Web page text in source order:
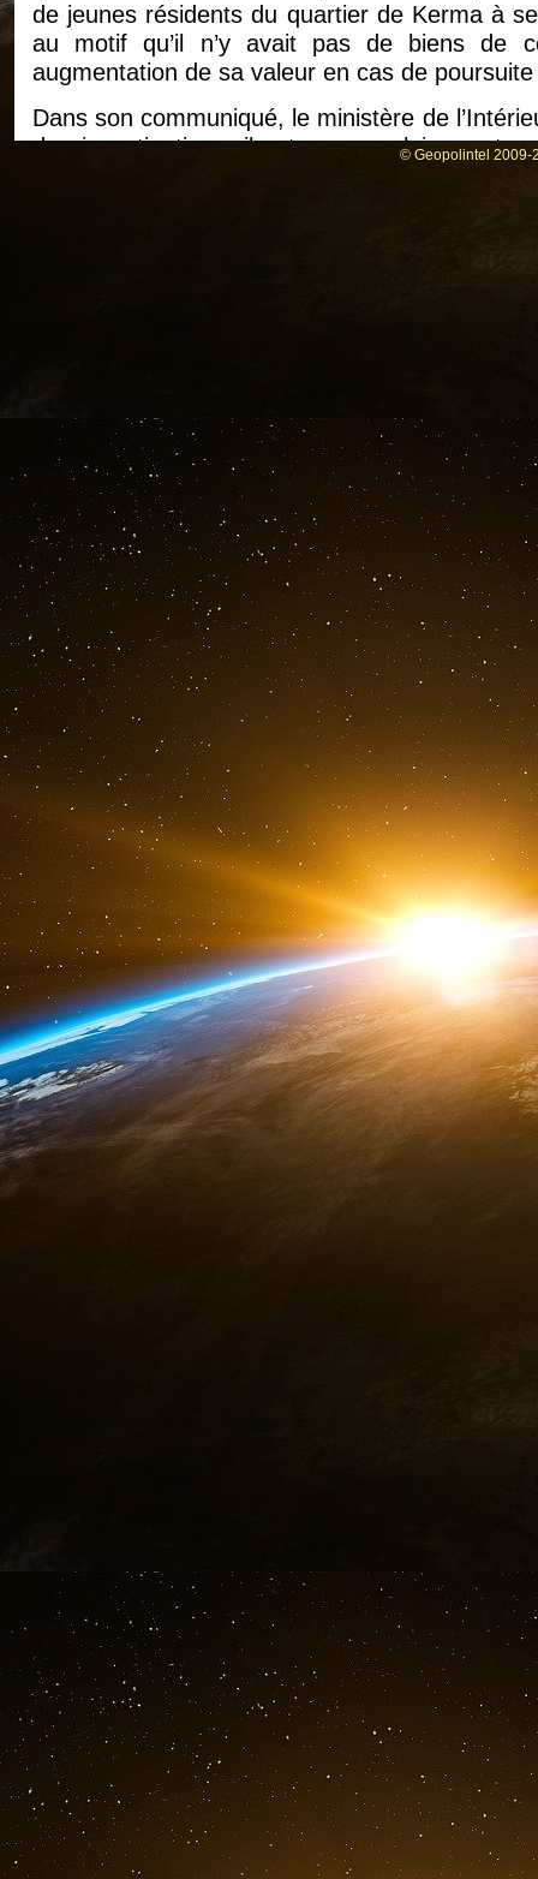
de jeunes résidents du quartier de Kerma à
au motif qu’il n’y avait pas de biens de
augmentation de sa valeur en cas de
Dans son communiqué, le ministère de
des investigations, il est apparu clairement
Le Ministère a souligné que « les résultats
résultats d’enquêtes de sécurité
d’émeutes et de mouvements de
programme spécial ».
Ces actions visent à saper la sécurité et
Tunisie, où ces parties ont récemment
locaux et étrangers pour les aider à mettre
ressort de la déclaration.
Le 20 octobre dernier, l’Intérieur tunisienne
Kasserine, en distribuant des fonds à
utilisées pour commettre des émeutes et
en alimentant les conditions dans les quartiers
L’Intérieur tunisien a également confirmé la
200) en possession du premier et de 1 320
Après avoir obtenu l’autorisation du
perquisitionné dans des maisons de
(5 000 dollars) en monnaie tunisienne et un
pas populaires dans le pays.
Imarabic
Rached Ghannouchi reçu par
Paris 22/06/2016
La présidente de la commission des Affaires
ainsi que le chef de la diplomatie
Businessnews
© Geopolintel 2009-